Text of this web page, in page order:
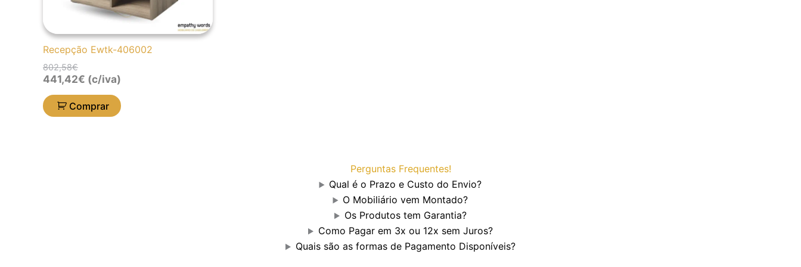
Recepção Ewtk-406002
802,58€
441,42€ (c/iva)
Comprar
Perguntas Frequentes!
Qual é o Prazo e Custo do Envio?
O Mobiliário vem Montado?
Os Produtos tem Garantia?
Como Pagar em 3x ou 12x sem Juros?
Quais são as formas de Pagamento Disponíveis?